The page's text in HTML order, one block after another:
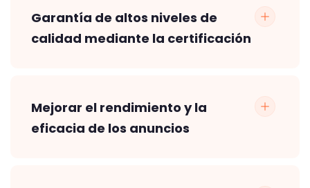
Garantía de altos niveles de
calidad mediante la certificación
Mejorar el rendimiento y la
eficacia de los anuncios